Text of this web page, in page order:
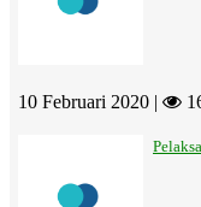
10 Februari 2020 |